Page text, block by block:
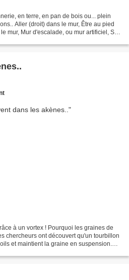
en terre, en pan de bois ou... plein
Aller (droit) dans le mur, Être au pied
mur, Mur d'escalade, ou mur artificiel, Se
à un vortex ! Pourquoi les graines de
chercheurs ont découvert qu'un tourbillon
et maintient la graine en suspension.